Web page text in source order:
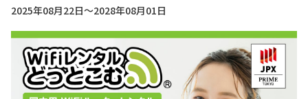
2025年08月22日～2028年08月01日